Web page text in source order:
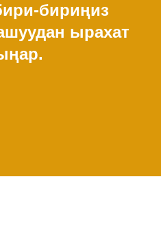
бириңиз
ырахат